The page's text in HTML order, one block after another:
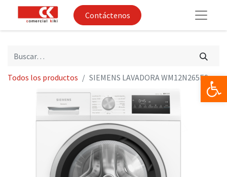
Contáctenos
Todos los productos SIEMENS LAVADORA WM12N265ES